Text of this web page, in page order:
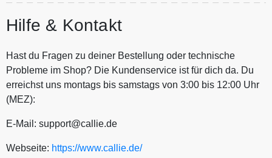
Hilfe & Kontakt
Hast du Fragen zu deiner Bestellung oder technische
Probleme im Shop? Die Kundenservice ist für dich da. Du
erreichst uns montags bis samstags von 3:00 bis 12:00 Uhr
(MEZ):
E-Mail: support@callie.de
Webseite: https://www.callie.de/